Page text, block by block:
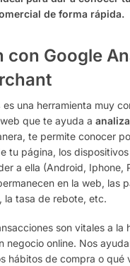
de forma rápida.
con Google
es una herramienta muy
que te ayuda a
te permite conocer
tu página, los
a ella (Android, Iphone,
en la web, las
la tasa de rebote, etc.
son vitales a la
negocio online. Nos
hábitos de compra o qué